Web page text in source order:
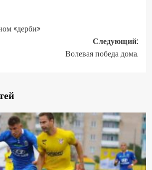
«дерби»
Следующий:
Волевая победа дома.